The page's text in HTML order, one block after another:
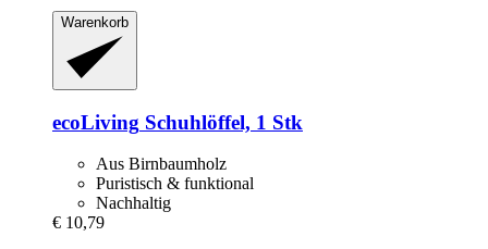
Warenkorb
ecoLiving Schuhlöffel, 1 Stk
Aus Birnbaumholz
Puristisch & funktional
Nachhaltig
€ 10,79